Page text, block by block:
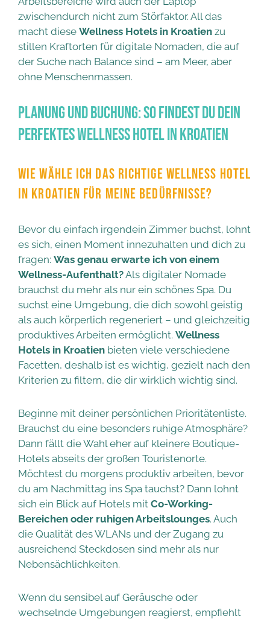
zwischendurch nicht zum Störfaktor. All das
macht diese Wellness Hotels in Kroatien zu
stillen Kraftorten für digitale Nomaden, die auf
der Suche nach Balance sind – am Meer, aber
ohne Menschenmassen.
Planung und Buchung: So findest du dein
perfektes Wellness Hotel in Kroatien
WIE WÄHLE ICH DAS RICHTIGE WELLNESS HOTEL
IN KROATIEN FÜR MEINE BEDÜRFNISSE?
Bevor du einfach irgendein Zimmer buchst, lohnt
es sich, einen Moment innezuhalten und dich zu
fragen: Was genau erwarte ich von einem
Wellness-Aufenthalt?Als digitaler Nomade
brauchst du mehr als nur ein schönes Spa. Du
suchst eine Umgebung, die dich sowohl geistig
als auch körperlich regeneriert – und gleichzeitig
produktives Arbeiten ermöglicht. Wellness
Hotels in Kroatien bieten viele verschiedene
Facetten, deshalb ist es wichtig, gezielt nach den
Kriterien zu filtern, die dir wirklich wichtig sind.
Beginne mit deiner persönlichen Prioritätenliste.
Brauchst du eine besonders ruhige Atmosphäre?
Dann fällt die Wahl eher auf kleinere Boutique-
Hotels abseits der großen Touristenorte.
Möchtest du morgens produktiv arbeiten, bevor
du am Nachmittag ins Spa tauchst? Dann lohnt
sich ein Blick auf Hotels mit Co-Working-
Bereichen oder ruhigen Arbeitslounges. Auch
die Qualität des WLANs und der Zugang zu
ausreichend Steckdosen sind mehr als nur
Nebensächlichkeiten.
Wenn du sensibel auf Geräusche oder
wechselnde Umgebungen reagierst, empfiehlt